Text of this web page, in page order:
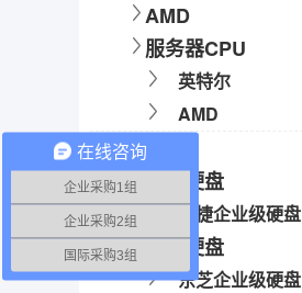
AMD
服务器CPU
英特尔
AMD
硬盘
希捷硬盘
希捷企业级硬盘
东芝硬盘
东芝企业级硬盘
在线咨询
企业采购1组
企业采购2组
国际采购3组